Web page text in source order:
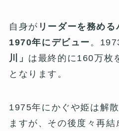
自身が リーダーを務め
1970年にデビュー。
川」 は最終的に160万枚
となります。
1975年にかぐや姫は解
ますが、その後度々再